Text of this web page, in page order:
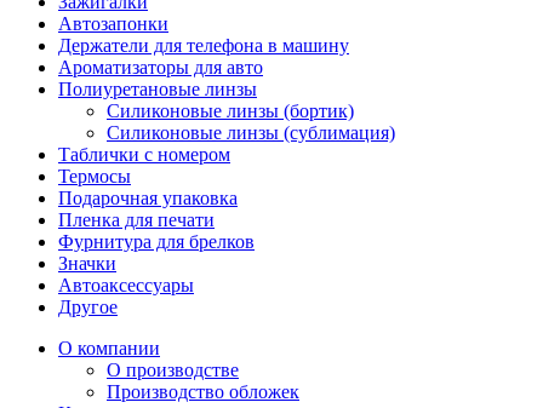
Автозапонки
Держатели для телефона в машину
Ароматизаторы для авто
Полиуретановые линзы
Силиконовые линзы (бортик)
Силиконовые линзы (сублимация)
Таблички с номером
Термосы
Подарочная упаковка
Пленка для печати
Фурнитура для брелков
Значки
Автоаксессуары
Другое
О компании
О производстве
Производство обложек